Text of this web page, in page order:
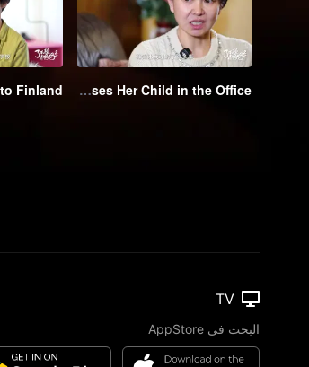
EP6: Hardcore Working Mom Holds Meetings in the Delivery Room and Raises Her Child in the Office
TV
البحث في AppStore